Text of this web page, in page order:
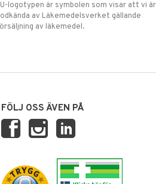
logotypen är symbolen som visar att vi är
av Läkemedelsverket gällande
av läkemedel.
FÖLJ OSS ÄVEN PÅ